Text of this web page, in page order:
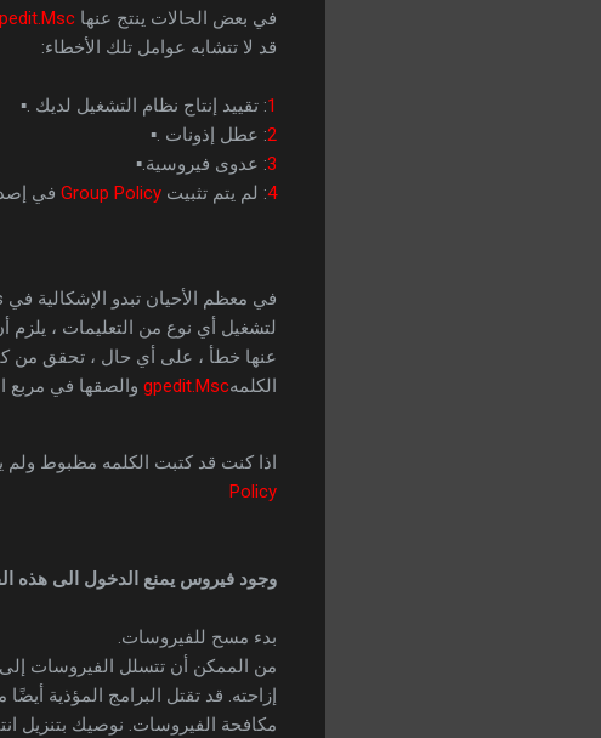
في بعض الحالات ينتج عنها
قد لا تتشابه عوامل تلك الأخطاء:
1: تقييد إنتاج نظام التشغيل لديك .▪
2: عطل إذونات .▪
3: عدوى فيروسية.▪
4: لم يتم تثبيت Group Policy في
في معظم الأحيان تبدو الإشكالية في Windows خلال بدء تشغيل
لتشغيل أي نوع من التعليمات ،
عنها خطأ ، على أي حال ، تحقق من
الكلمهgpedit.Msc والصقها في مربع
اذا كنت قد كتبت الكلمه مظبوط
Policy
وجود فيروس يمنع الدخول الى هذه
بدء مسح للفيروسات.
من الممكن أن تتسلل الفيروسات إلى
إزاحته. قد تقتل البرامج المؤذية
مكافحة الفيروسات. نوصيك بتنزيل